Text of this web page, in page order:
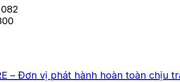
– Đơn vị phát hành hoàn toàn chịu